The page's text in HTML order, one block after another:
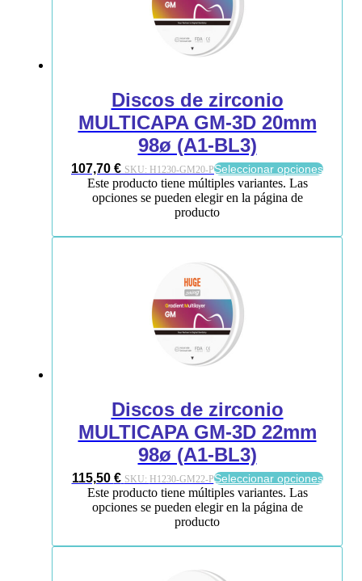
Discos de zirconio
MULTICAPA GM-3D 20mm
98ø (A1-BL3)
107,70 € SKU: H1230-GM20-PSeleccionar opciones
Este producto tiene múltiples variantes. Las
opciones se pueden elegir en la página de
producto
Discos de zirconio
MULTICAPA GM-3D 22mm
98ø (A1-BL3)
115,50 € SKU: H1230-GM22-PSeleccionar opciones
Este producto tiene múltiples variantes. Las
opciones se pueden elegir en la página de
producto